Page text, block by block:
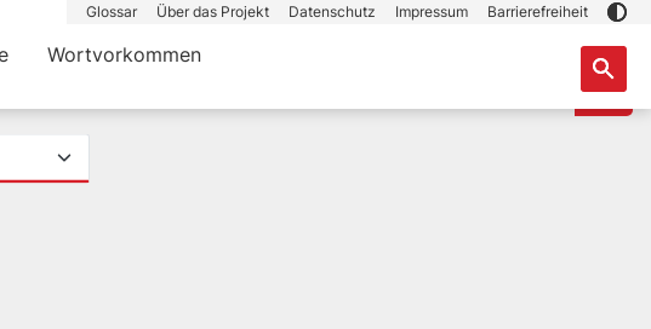
Glossar Über das Projekt Datenschutz Impressum Barrierefreiheit
Wortvorkommen